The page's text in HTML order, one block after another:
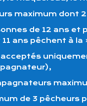
maximum dont
de 12 ans
ans pêchent à
de 3 pêcheurs